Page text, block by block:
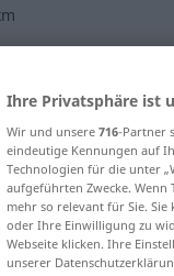
für
Ihre Privatsphäre ist
Wir und unsere 716-Partner
eindeutige Kennungen auf
Technologien für die unter
aufgeführten Zwecke.
mehr so relevant für Sie.
oder Ihre Einwilligung zu
Webseite klicken. Ihre
unserer